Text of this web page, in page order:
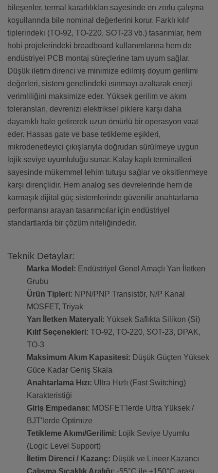
bileşenler, termal kararlılıkları sayesinde en zorlu çalışma
koşullarında bile nominal değerlerini korur. Farklı kılıf
tiplerindeki (TO-92, TO-220, SOT-23 vb.) tasarımlar, hem
hobi projelerindeki breadboard kullanımlarına hem de
endüstriyel PCB montaj süreçlerine tam uyum sağlar.
Düşük iletim direnci ve minimize edilmiş doyum gerilimi
değerleri, sistem genelindeki ısınmayı azaltarak enerji
verimliliğini maksimize eder. Yüksek gerilim ve akım
toleransları, devrenizi elektriksel piklere karşı daha
dayanıklı hale getirerek uzun ömürlü bir operasyon vaat
eder. Hassas gate ve base tetikleme eşikleri,
mikrodenetleyici çıkışlarıyla doğrudan sürülmeye uygun
lojik seviye uyumluluğu sunar. Kalay kaplı terminalleri
sayesinde mükemmel lehim tutuşu sağlar ve oksitlenmeye
karşı dirençlidir. Hem analog ses devrelerinde hem de
karmaşık dijital güç sistemlerinde güvenilir anahtarlama
performansı arayan tasarımcılar için endüstriyel
standartlarda bir çözüm niteliğindedir.
Teknik Detaylar:
Marka Model: Endüstriyel Genel Amaçlı Yarı İletken
Grubu
Ürün Tipleri: NPN/PNP Transistör, N/P Kanal
MOSFET, Triyak
Yarı İletken Materyali: Yüksek Saflıkta Silikon (Si)
Kılıf Seçenekleri: TO-92, TO-220, SOT-23, DPAK,
TO-3
Maksimum Akım Kapasitesi: Düşük Güçten Yüksek
Güce Kadar Geniş Skala
Anahtarlama Hızı: Ultra Hızlı (Fast Switching)
Karakteristiği
Giriş Empedansı: MOSFET'lerde Ultra Yüksek /
BJT'lerde Optimize
Tetikleme Akımı/Gerilimi: Lojik Seviye Uyumlu
(Logic Level Support)
İletim Direnci / Kazanç: Düşük ve Lineer Kazancı
Çalışma Sıcaklık Aralığı: -55°C ile +150°C arası